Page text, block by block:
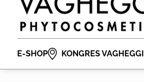
E-SHOP KONGRES VAGHEGGI